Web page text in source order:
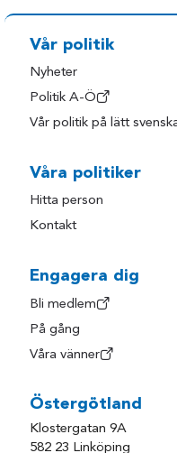
Vår politik
Nyheter
Politik A-Ö
Vår politik på lätt
Våra politiker
Hitta person
Kontakt
Engagera dig
Bli medlem
På gång
Våra vänner
Östergötland
Klostergatan 9A
582 23 Linköping